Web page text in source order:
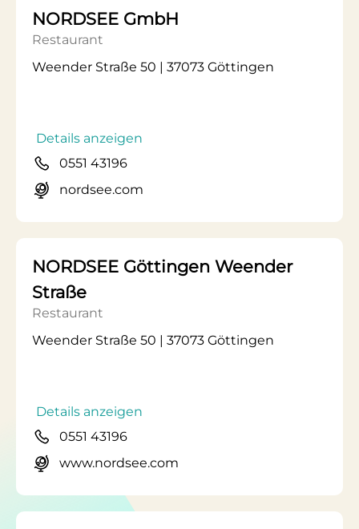
NORDSEE GmbH
Restaurant
Weender Straße 50 | 37073 Göttingen
Details anzeigen
0551 43196
nordsee.com
NORDSEE Göttingen Weender
Straße
Restaurant
Weender Straße 50 | 37073 Göttingen
Details anzeigen
0551 43196
www.nordsee.com